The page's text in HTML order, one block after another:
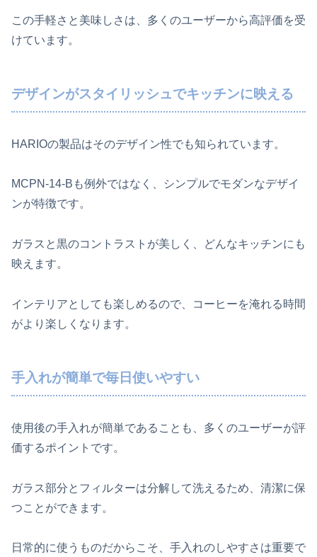
この手軽さと美味しさは、多くのユーザーから高評価を受
けています。
デザインがスタイリッシュでキッチンに映える
HARIOの製品はそのデザイン性でも知られています。
MCPN-14-Bも例外ではなく、シンプルでモダンなデザイ
ンが特徴です。
ガラスと黒のコントラストが美しく、どんなキッチンにも
映えます。
インテリアとしても楽しめるので、コーヒーを淹れる時間
がより楽しくなります。
手入れが簡単で毎日使いやすい
使用後の手入れが簡単であることも、多くのユーザーが評
価するポイントです。
ガラス部分とフィルターは分解して洗えるため、清潔に保
つことができます。
日常的に使うものだからこそ、手入れのしやすさは重要で